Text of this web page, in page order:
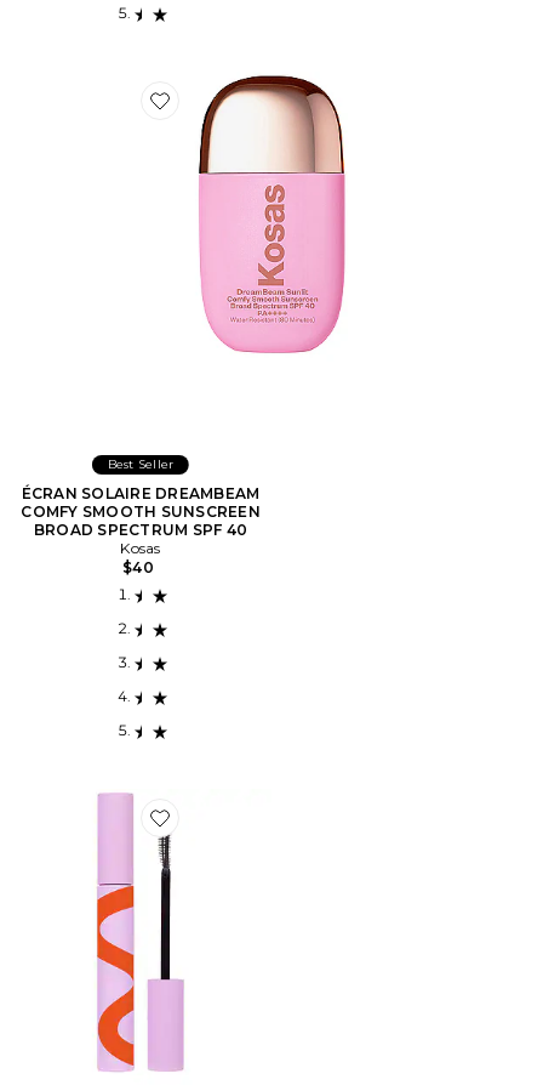
Favorite ÉCRAN SOLAIRE DREAMBEAM COMFY
Best Seller
ÉCRAN SOLAIRE DREAMBEAM
COMFY SMOOTH SUNSCREEN
BROAD SPECTRUM SPF 40
Kosas
$40
Favorite MakeWaves Mascara